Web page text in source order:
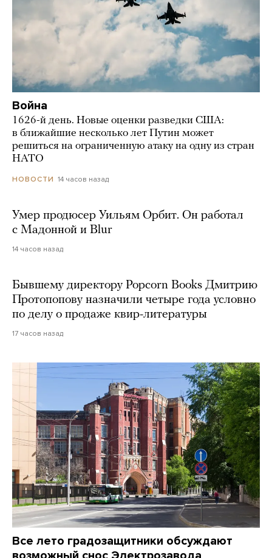
Война
1626-й день. Новые оценки разведки США:
в ближайшие несколько лет Путин может
решиться на ограниченную атаку на одну из стран
НАТО
НОВОСТИ 14 часов назад
Умер продюсер Уильям Орбит. Он работал
с Мадонной и Blur
14 часов назад
Бывшему директору Popcorn Books Дмитрию
Протопопову назначили четыре года условно
по делу о продаже квир-литературы
17 часов назад
Все лето градозащитники обсуждают